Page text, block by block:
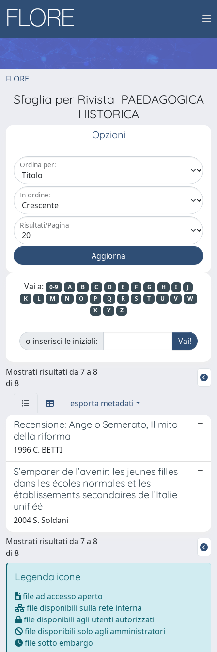
FLORE
Sfoglia per Rivista PAEDAGOGICA
HISTORICA
Opzioni
Ordina per:
In ordine:
Risultati/Pagina
Vai a: 0-9 A B C D E F G H I
J
K
L M N O P Q R S T U V
W
X
Y Z
o inserisci le iniziali:
Mostrati risultati da 7 a 8
di 8
esporta metadati
Recensione: Angelo Semerato, Il mito
della riforma
1996 C. BETTI
S’emparer de l’avenir: les jeunes filles
dans les écoles normales et les
établissements secondaires de l’Italie
unifiéé
2004 S. Soldani
Mostrati risultati da 7 a 8
di 8
Legenda icone
file ad accesso aperto
file disponibili sulla rete interna
file disponibili agli utenti autorizzati
file disponibili solo agli amministratori
file sotto embargo